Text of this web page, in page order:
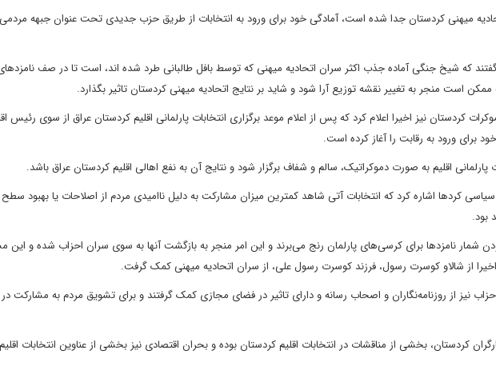
میهنی کردستان جدا شده است، آمادگی خود برای ورود به انتخابات از طریق حزب جدیدی تحت عنوان جبهه مردمی
که شیخ جنگی آماده جذب اکثر سران اتحادیه میهنی که توسط بافل طالبانی طرد شده اند، است تا در صف نامزدهای
ممکن است منجر به تغییر نقشه توزیع آرا شود و شاید بر نتایج اتحادیه میهنی کردستان تاثیر بگذارد.
کردستان نیز اخیرا اعلام کرد که پس از اعلام موعد برگزاری انتخابات پارلمانی اقلیم کردستان عراق از سوی رئیس
برای ورود به رقابت را آغاز کرده است.
پارلمانی اقلیم به صورت دموکراتیک، سالم و شفاف برگزار شود و نتایج آن به نفع اهالی اقلیم کردستان عراق باشد.
کردها اشاره کرد که انتخابات آتی شاهد کمترین میزان مشارکت به دلیل ناامیدی مردم از اصلاحات یا بهبود
بود.
شمار نامزدها برای کرسی‌های پارلمان رنج می‌برند و این امر منجر به بازگشت آنها به سوی سران احزاب شده و این
از شالاو کوسرت رسول، فرزند کوسرت رسول علی، از سران اتحادیه میهنی کمک گرفت.
نیز از روزنامه‌نگاران و اصحاب رسانه و دارای تاثیر در فضای مجازی کمک گرفتند و برای تشویق مردم به مشارکت در
کردستان، بخشی از مناقشات در انتخابات اقلیم کردستان بوده و بحران اقتصادی نیز بخشی از عناوین انتخابات